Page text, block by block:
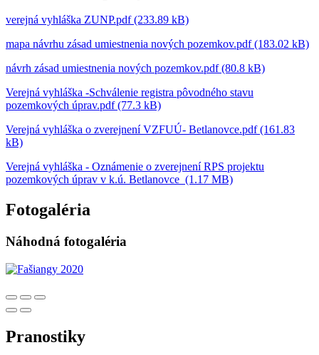
verejná vyhláška ZUNP.pdf (233.89 kB)
mapa návrhu zásad umiestnenia nových pozemkov.pdf (183.02 kB)
návrh zásad umiestnenia nových pozemkov.pdf (80.8 kB)
Verejná vyhláška -Schválenie registra pôvodného stavu
pozemkových úprav.pdf (77.3 kB)
Verejná vyhláška o zverejnení VZFUÚ- Betlanovce.pdf (161.83
kB)
Verejná vyhláška - Oznámenie o zverejnení RPS projektu
pozemkových úprav v k.ú. Betlanovce (1.17 MB)
Fotogaléria
Náhodná fotogaléria
Pranostiky